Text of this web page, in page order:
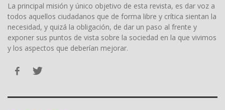
La principal misión y único objetivo de esta revista, es dar voz a
todos aquellos ciudadanos que de forma libre y crítica sientan la
necesidad, y quizá la obligación, de dar un paso al frente y
exponer sus puntos de vista sobre la sociedad en la que vivimos
y los aspectos que deberían mejorar.